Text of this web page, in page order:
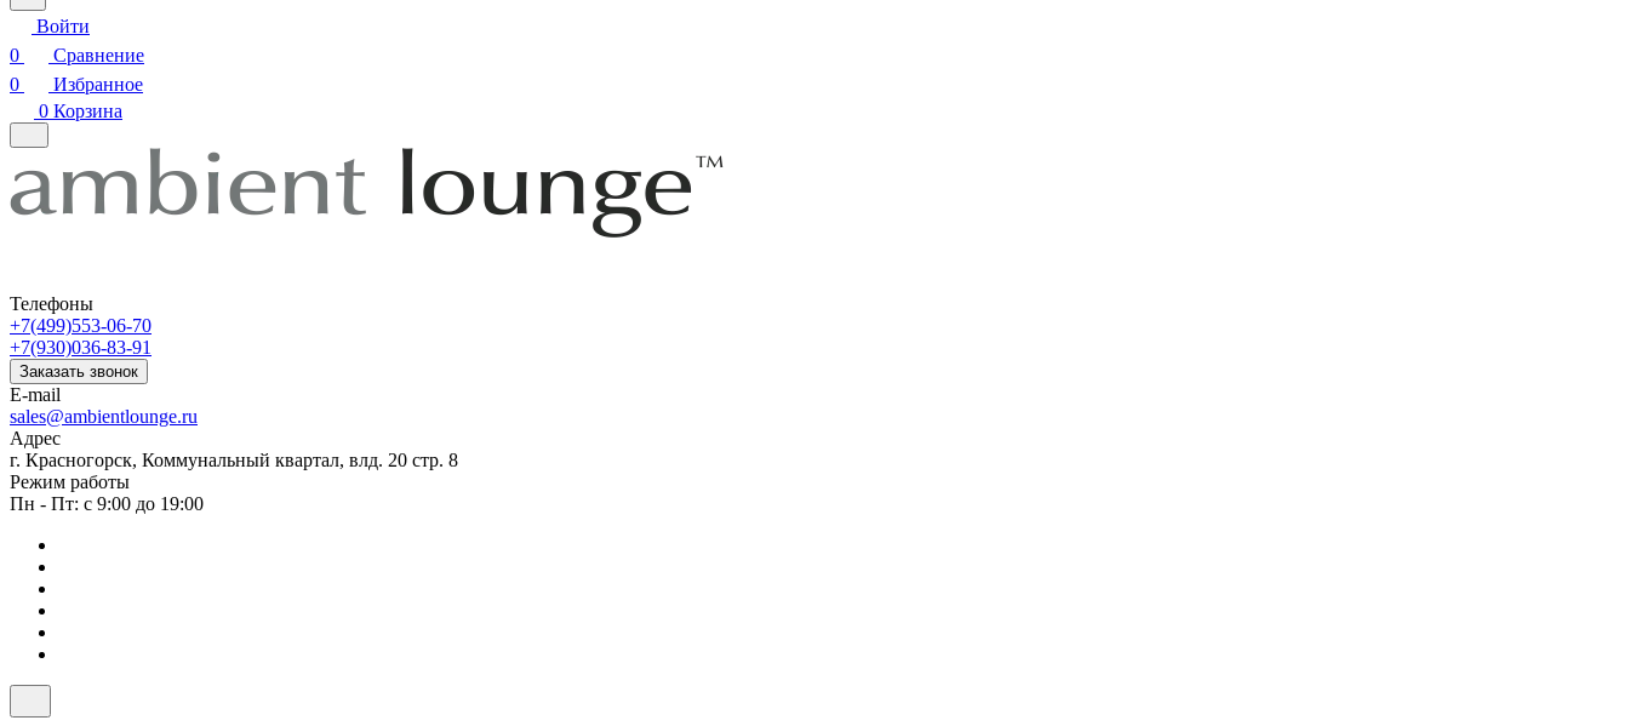
Войти
0
Сравнение
0
Избранное
0 Корзина
Телефоны
+7(499)553-06-70
+7(930)036-83-91
Заказать звонок
E-mail
sales@ambientlounge.ru
Адрес
г. Красногорск, Коммунальный квартал, влд. 20 стр. 8
Режим работы
Пн - Пт: с 9:00 до 19:00